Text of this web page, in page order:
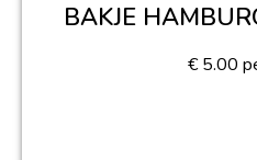
BAKJE
€ 5.00